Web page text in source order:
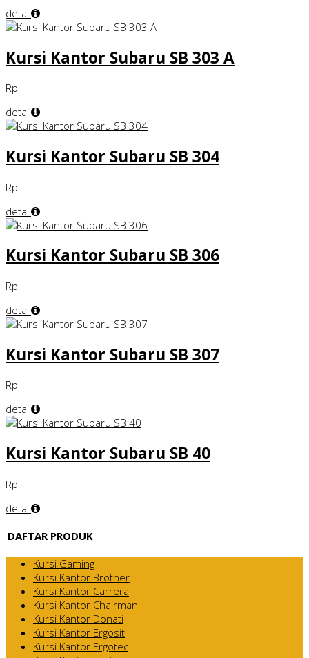
detail
Kursi Kantor Subaru SB 303 A
Rp
detail
Kursi Kantor Subaru SB 304
Rp
detail
Kursi Kantor Subaru SB 306
Rp
detail
Kursi Kantor Subaru SB 307
Rp
detail
Kursi Kantor Subaru SB 40
Rp
detail
DAFTAR PRODUK
Kursi Gaming
Kursi Kantor Brother
Kursi Kantor Carrera
Kursi Kantor Chairman
Kursi Kantor Donati
Kursi Kantor Ergosit
Kursi Kantor Ergotec